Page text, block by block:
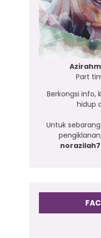
Part
Berkongsi info,
hidup
Untuk